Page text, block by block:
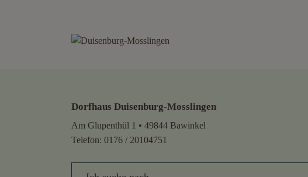
Dorfhaus Duisenburg-Mosslingen
Am Glupenthül 1 • 49844 Bawinkel
Telefon: 0176 / 20104751